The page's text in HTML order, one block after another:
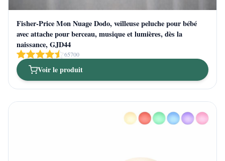
Fisher-Price Mon Nuage Dodo, veilleuse peluche pour bébé
avec attache pour berceau, musique et lumières, dès la
naissance, GJD44
65700
Voir le produit